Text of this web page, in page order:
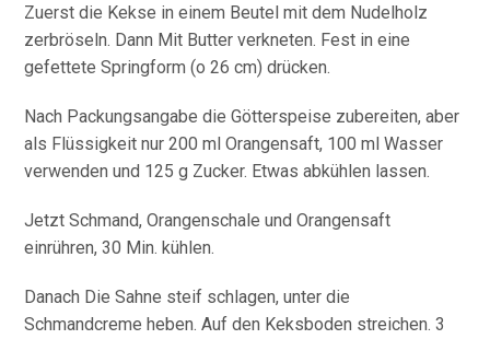
Zuerst die Kekse in einem Beutel mit dem Nudelholz
zerbröseln. Dann Mit Butter verkneten. Fest in eine
gefettete Springform (o 26 cm) drücken.
Nach Packungsangabe die Götterspeise zubereiten, aber
als Flüssigkeit nur 200 ml Orangensaft, 100 ml Wasser
verwenden und 125 g Zucker. Etwas abkühlen lassen.
Jetzt Schmand, Orangenschale und Orangensaft
einrühren, 30 Min. kühlen.
Danach Die Sahne steif schlagen, unter die
Schmandcreme heben. Auf den Keksboden streichen. 3